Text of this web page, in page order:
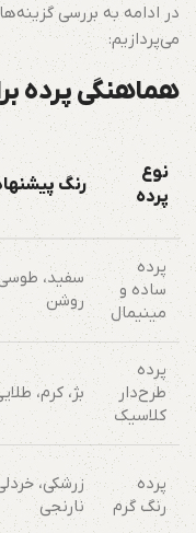
در ادامه به بررسی
می‌پردازیم:
هماهنگی پرده
نوع
پرده
رنگ
پرده
ساده و
مینیمال
سفید،
روشن
پرده
طرح‌دار
کلاسیک
بژ، کرم،
پرده
رنگ گرم
زرشکی،
نارنجی